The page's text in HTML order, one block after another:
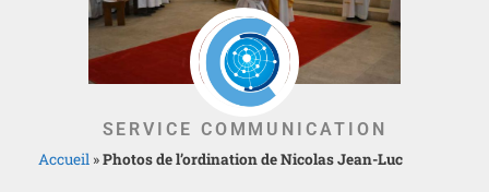
SERVICE COMMUNICATION
Accueil »Photos de l’ordination de Nicolas Jean-Luc